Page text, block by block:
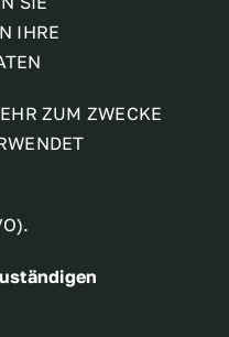
IHRE
ZUM ZWECKE